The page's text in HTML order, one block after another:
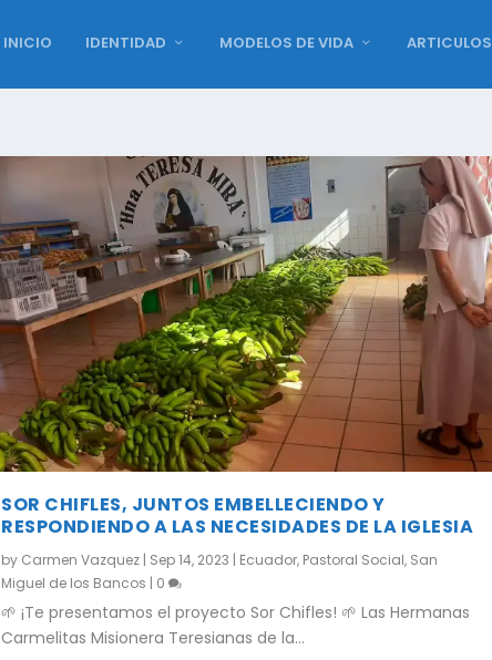
INICIO IDENTIDAD MODELOS DE VIDA ARTICULOS
SOR CHIFLES, JUNTOS EMBELLECIENDO Y
RESPONDIENDO A LAS NECESIDADES DE LA IGLESIA
by Carmen Vazquez | Sep 14, 2023 | Ecuador, Pastoral Social, San
Miguel de los Bancos | 0
🌱 ¡Te presentamos el proyecto Sor Chifles! 🌱 Las Hermanas
Carmelitas Misionera Teresianas de la...